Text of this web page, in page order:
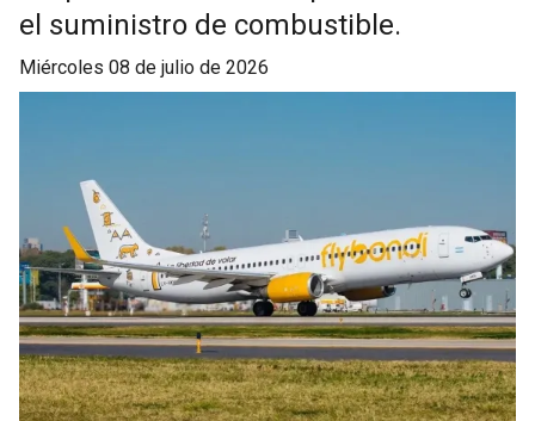
el suministro de combustible.
miércoles 08 de julio de 2026